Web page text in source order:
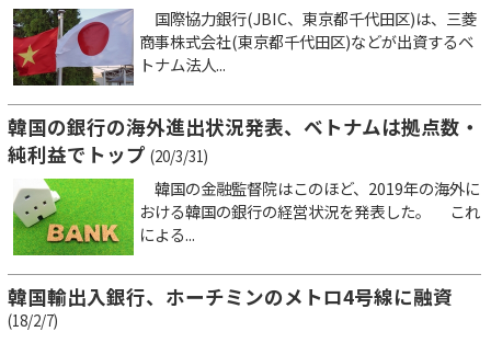
国際協力銀行(JBIC、東京都千代田区)は、三菱
商事株式会社(東京都千代田区)などが出資するベ
トナム法人...
韓国の銀行の海外進出状況発表、ベトナムは拠点数・
純利益でトップ (20/3/31)
韓国の金融監督院はこのほど、2019年の海外に
おける韓国の銀行の経営状況を発表した。 これ
による...
韓国輸出入銀行、ホーチミンのメトロ4号線に融資
(18/2/7)